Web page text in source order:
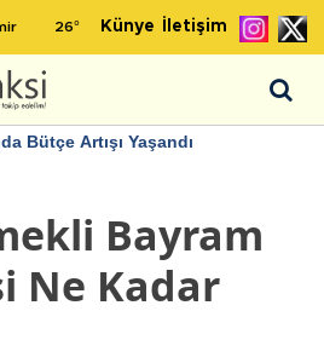
26° Künye İletişim
Bütçe Artışı Yaşandı
Bayram
Ne Kadar